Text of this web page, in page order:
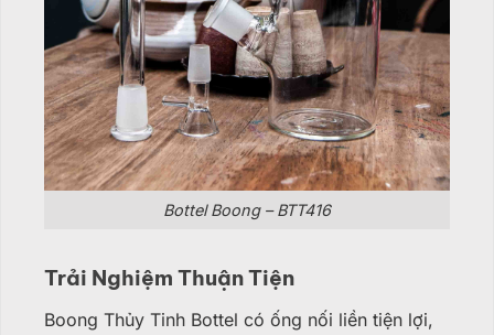
Bottel Boong – BTT416
Trải Nghiệm Thuận Tiện
Boong Thủy Tinh Bottel có ống nối liền tiện lợi,